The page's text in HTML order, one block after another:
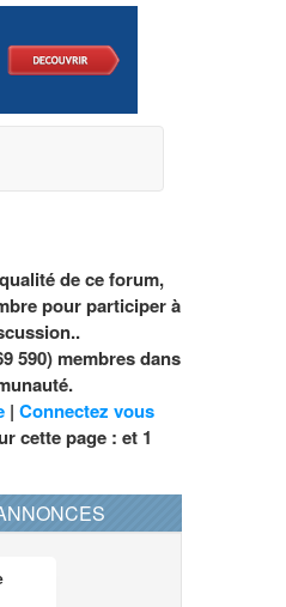
de ce forum,
pour participer à
590) membres dans
| Connectez vous
cette page : et 1